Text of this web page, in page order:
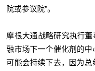
院或参议院”。
摩根大通战略研究执行
融市场下一个催化剂的
可能会持续下去，因为